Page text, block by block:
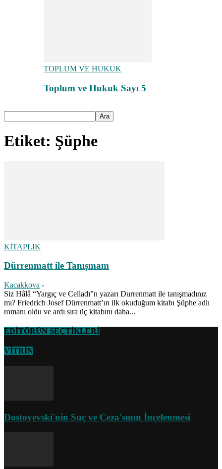
TOPLUM VE HUKUK
Toplum ve Hukuk Sayı 5
Etiket: Şüphe
KİTAPLIK
Dürrenmatt ile Tanışmam
Kacakkova -
Siz Hâlâ “Yargıç ve Celladı”n yazarı Durrenmatt ile tanışmadınız
mı? Friedrich Josef Dürrenmatt’ın ilk okuduğum kitabı Şüphe adlı
romanı oldu ve ardı sıra üç kitabını daha...
EDİTÖRÜN SEÇTİKLERİ
VİTRİN
Dostoyevski'nin Suç ve Ceza'sının İncelenmesi